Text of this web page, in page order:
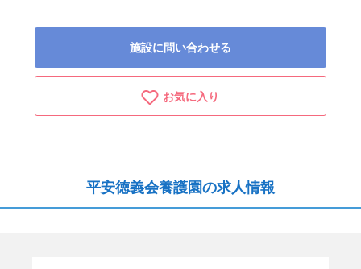
施設に問い合わせる
お気に入り
平安徳義会養護園の求人情報